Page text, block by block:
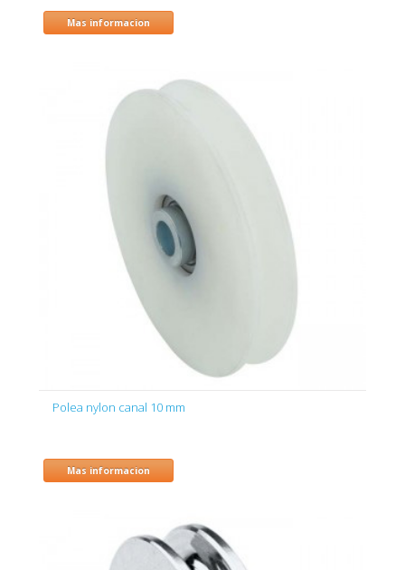
Mas informacion
Polea nylon canal 10 mm
Mas informacion